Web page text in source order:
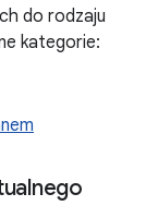
do rodzaju
kategorie: